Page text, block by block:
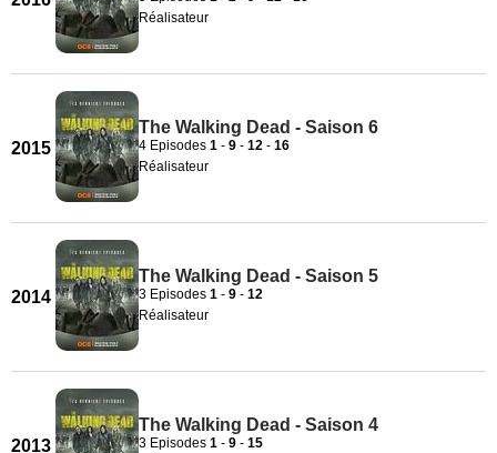
Réalisateur
2015
The Walking Dead - Saison 6
4 Episodes 1 - 9 - 12 - 16
Réalisateur
2014
The Walking Dead - Saison 5
3 Episodes 1 - 9 - 12
Réalisateur
2013
The Walking Dead - Saison 4
3 Episodes 1 - 9 - 15